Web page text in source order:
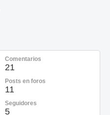
Comentarios
21
Posts en foros
11
Seguidores
5